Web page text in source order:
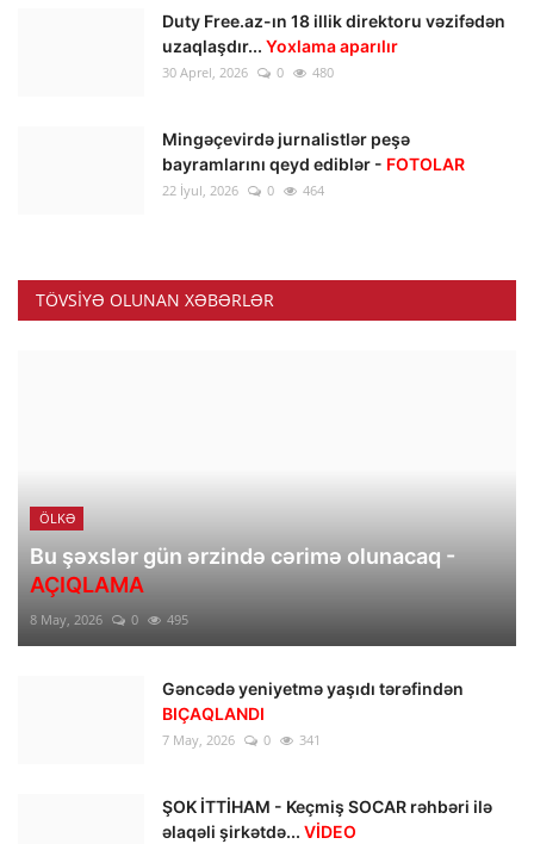
Duty Free.az-ın 18 illik direktoru vəzifədən
uzaqlaşdır... Yoxlama aparılır
30 Aprel, 2026 0 480
Mingəçevirdə jurnalistlər peşə
bayramlarını qeyd ediblər - FOTOLAR
22 İyul, 2026 0 464
TÖVSIYƏ OLUNAN XƏBƏRLƏR
ÖLKƏ
Bu şəxslər gün ərzində cərimə olunacaq -
AÇIQLAMA
8 May, 2026 0 495
Gəncədə yeniyetmə yaşıdı tərəfindən
BIÇAQLANDI
7 May, 2026 0 341
ŞOK İTTİHAM - Keçmiş SOCAR rəhbəri ilə
əlaqəli şirkətdə... VİDEO